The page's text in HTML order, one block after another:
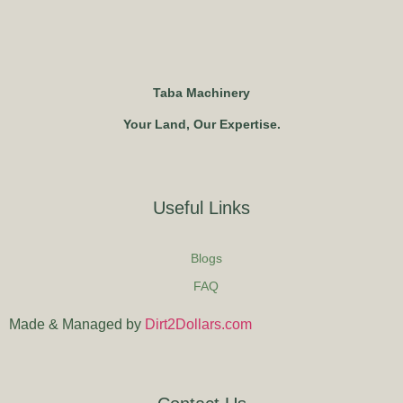
Taba Machinery
Your Land, Our Expertise.
Useful Links
Blogs
FAQ
Made & Managed by Dirt2Dollars.com